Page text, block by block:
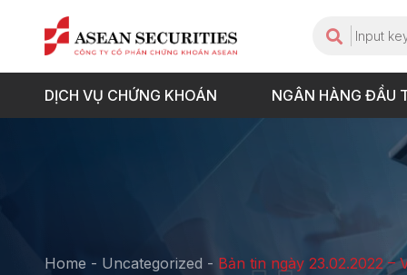
DỊCH VỤ CHỨNG KHOÁN NGÂN HÀNG ĐẦU
Home - Uncategorized - Bản tin ngày 23.02.2022 –